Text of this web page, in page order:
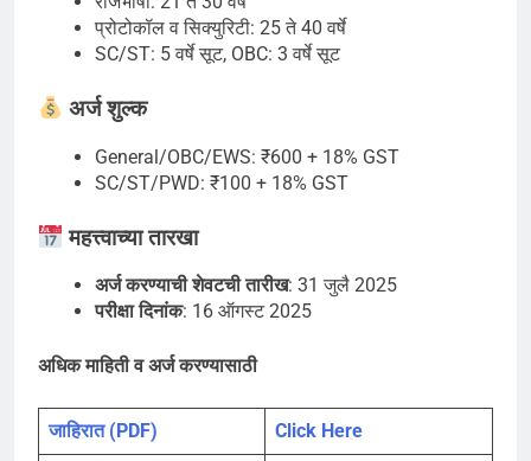
प्रोटोकॉल व सिक्युरिटी: 25 ते 40 वर्षे
SC/ST: 5 वर्षे सूट, OBC: 3 वर्षे सूट
अर्ज शुल्क
General/OBC/EWS: ₹600 + 18% GST
SC/ST/PWD: ₹100 + 18% GST
महत्त्वाच्या तारखा
अर्ज करण्याची शेवटची तारीख: 31 जुलै 2025
परीक्षा दिनांक: 16 ऑगस्ट 2025
अधिक माहिती व अर्ज करण्यासाठी
जाहिरात (PDF) Click Here